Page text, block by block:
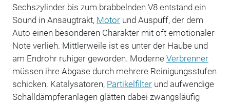
Sechszylinder bis zum brabbelnden V8 entstand ein
Sound in Ansaugtrakt, Motorund Auspuff, der dem
Auto einen besonderen Charakter mit oft emotionaler
Note verlieh. Mittlerweile ist es unter der Haube und
am Endrohr ruhiger geworden. Moderne Verbrenner
müssen ihre Abgase durch mehrere Reinigungsstufen
schicken. Katalysatoren, Partikelfilterund aufwendige
Schalldämpferanlagen glätten dabei zwangsläufig